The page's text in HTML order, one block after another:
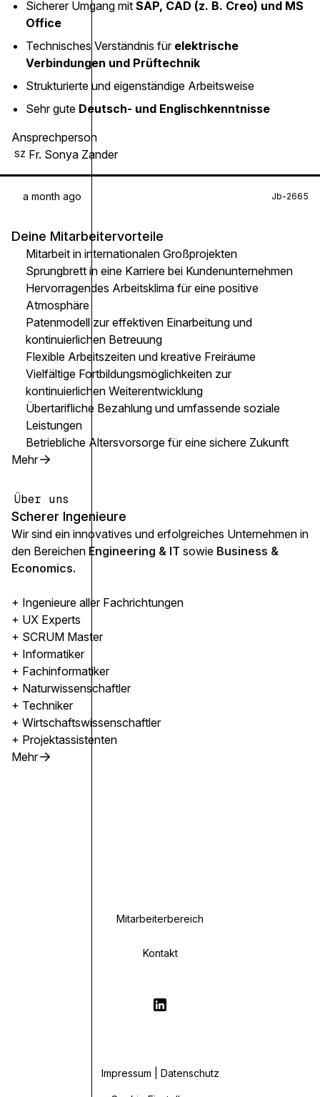
Sicherer Umgang mit SAP, CAD (z. B. Creo) und MS
Office
Technisches Verständnis für elektrische
Verbindungen und Prüftechnik
Strukturierte und eigenständige Arbeitsweise
Sehr gute Deutsch- und Englischkenntnisse
Ansprechperson
SZ Fr. Sonya Zander
a month ago Jb-2665
Über uns
Scherer Ingenieure
Wir sind ein innovatives und erfolgreiches Unternehmen in
den Bereichen Engineering & IT sowie Business &
Economics.
+ Ingenieure aller Fachrichtungen
+ UX Experts
+ SCRUM Master
+ Informatiker
+ Fachinformatiker
+ Naturwissenschaftler
+ Techniker
+ Wirtschaftswissenschaftler
+ Projektassistenten
Mehr
Deine Mitarbeitervorteile
Mitarbeit in internationalen Großprojekten
Sprungbrett in eine Karriere bei Kundenunternehmen
Hervorragendes Arbeitsklima für eine positive
Atmosphäre
Patenmodell zur effektiven Einarbeitung und
kontinuierlichen Betreuung
Flexible Arbeitszeiten und kreative Freiräume
Vielfältige Fortbildungsmöglichkeiten zur
kontinuierlichen Weiterentwicklung
Übertarifliche Bezahlung und umfassende soziale
Leistungen
Betriebliche Altersvorsorge für eine sichere Zukunft
Mehr
Mitarbeiterbereich
Kontakt
Impressum | Datenschutz